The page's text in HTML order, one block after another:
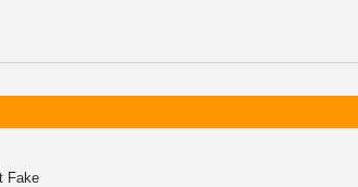
Fake